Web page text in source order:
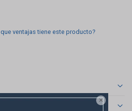

que ventajas tiene este producto?